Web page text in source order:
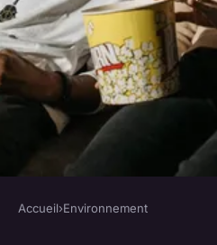
Accueil›Environnement